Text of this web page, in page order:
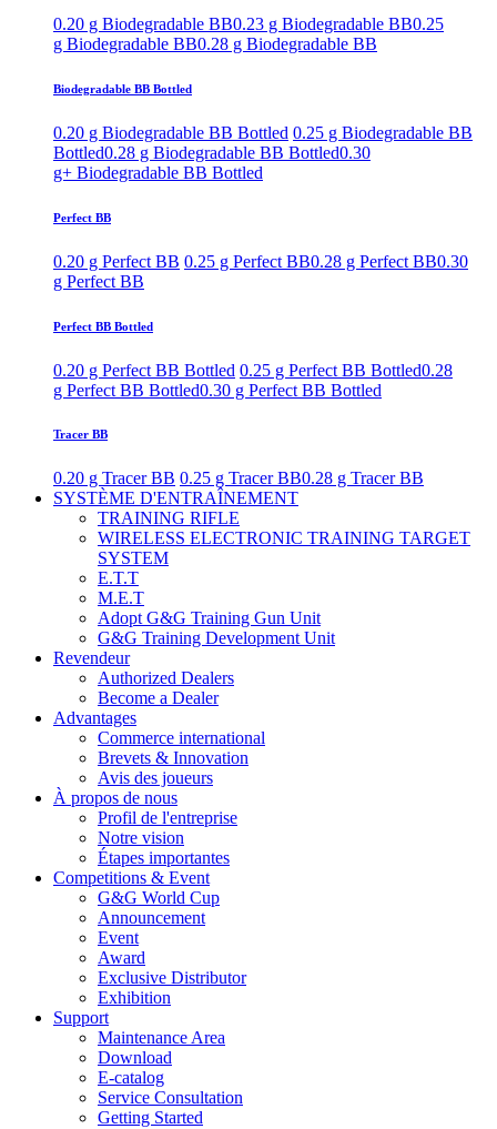
0.20 g Biodegradable BB0.23 g Biodegradable BB0.25
g Biodegradable BB0.28 g Biodegradable BB
Biodegradable BB Bottled
0.20 g Biodegradable BB Bottled 0.25 g Biodegradable BB
Bottled0.28 g Biodegradable BB Bottled0.30
g+ Biodegradable BB Bottled
Perfect BB
0.20 g Perfect BB 0.25 g Perfect BB0.28 g Perfect BB0.30
g Perfect BB
Perfect BB Bottled
0.20 g Perfect BB Bottled 0.25 g Perfect BB Bottled0.28
g Perfect BB Bottled0.30 g Perfect BB Bottled
Tracer BB
0.20 g Tracer BB 0.25 g Tracer BB0.28 g Tracer BB
SYSTÈME D'ENTRAÎNEMENT
TRAINING RIFLE
WIRELESS ELECTRONIC TRAINING TARGET
SYSTEM
E.T.T
M.E.T
Adopt G&G Training Gun Unit
G&G Training Development Unit
Revendeur
Authorized Dealers
Become a Dealer
Advantages
Commerce international
Brevets & Innovation
Avis des joueurs
À propos de nous
Profil de l'entreprise
Notre vision
Étapes importantes
Competitions & Event
G&G World Cup
Announcement
Event
Award
Exclusive Distributor
Exhibition
Support
Maintenance Area
Download
E-catalog
Service Consultation
Getting Started